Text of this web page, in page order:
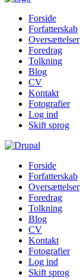
Forside
Forfatterskab
Oversættelser
Foredrag
Tolkning
Blog
CV
Kontakt
Fotografier
Log ind
Skift sprog
Forside
Forfatterskab
Oversættelser
Foredrag
Tolkning
Blog
CV
Kontakt
Fotografier
Log ind
Skift sprog